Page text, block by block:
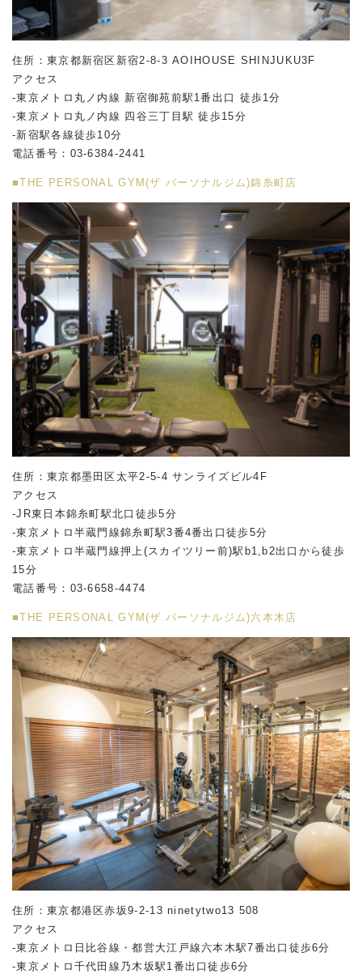
住所：東京都新宿区新宿2-8-3 AOIHOUSE SHINJUKU3F
アクセス
-東京メトロ丸ノ内線 新宿御苑前駅1番出口 徒歩1分
-東京メトロ丸ノ内線 四谷三丁目駅 徒歩15分
-新宿駅各線徒歩10分
電話番号：03-6384-2441
■THE PERSONAL GYM(ザ パーソナルジム)錦糸町店
住所：東京都墨田区太平2-5-4 サンライズビル4F
アクセス
-JR東日本錦糸町駅北口徒歩5分
-東京メトロ半蔵門線錦糸町駅3番4番出口徒歩5分
-東京メトロ半蔵門線押上(スカイツリー前)駅b1,b2出口から徒歩
15分
電話番号：03-6658-4474
■THE PERSONAL GYM(ザ パーソナルジム)六本木店
住所：東京都港区赤坂9-2-13 ninetytwo13 508
アクセス
-東京メトロ日比谷線・都営大江戸線六本木駅7番出口徒歩6分
-東京メトロ千代田線乃木坂駅 1番出口徒歩6分